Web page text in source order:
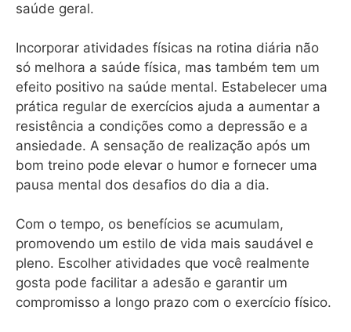
saúde geral.
Incorporar atividades físicas na rotina diária não
só melhora a saúde física, mas também tem um
efeito positivo na saúde mental. Estabelecer uma
prática regular de exercícios ajuda a aumentar a
resistência a condições como a depressão e a
ansiedade. A sensação de realização após um
bom treino pode elevar o humor e fornecer uma
pausa mental dos desafios do dia a dia.
Com o tempo, os benefícios se acumulam,
promovendo um estilo de vida mais saudável e
pleno. Escolher atividades que você realmente
gosta pode facilitar a adesão e garantir um
compromisso a longo prazo com o exercício físico.